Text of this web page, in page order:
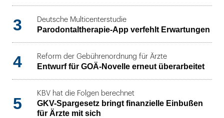
3 Deutsche Multicenterstudie
Parodontaltherapie-App verfehlt Erwartungen
4 Reform der Gebührenordnung für Ärzte
Entwurf für GOÄ-Novelle erneut überarbeitet
5
KBV hat die Folgen berechnet
GKV-Spargesetz bringt finanzielle Einbußen
für Ärzte mit sich